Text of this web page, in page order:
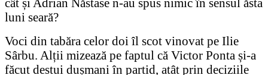
luni seară?
Voci din tabăra celor doi îl scot vinovat pe Ilie
Sârbu. Alții mizează pe faptul că Victor Ponta și-a
făcut destui dușmani în partid, atât prin deciziile